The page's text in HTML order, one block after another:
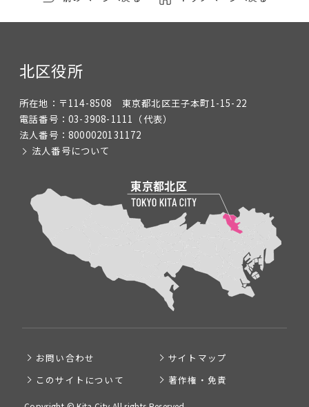
北区役所
所在地： 〒114-8508 東京都北区王子本町1-15-22
電話番号： 03-3908-1111 （代表）
法人番号： 8000020131172
法人番号について
お問い合わせ
サイトマップ
このサイトについて
著作権・免責